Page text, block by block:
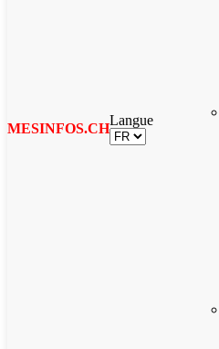
MESINFOS.CH
Langue